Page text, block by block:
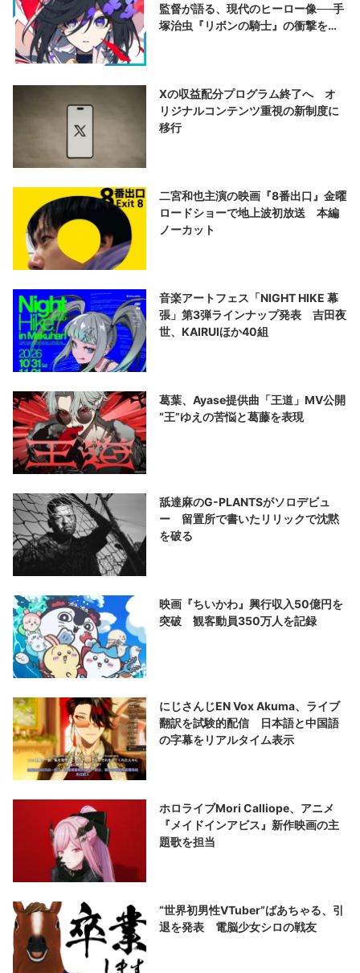
監督が語る、現代のヒーロー像──手
塚治虫『リボンの騎士』の衝撃を再
Xの収益配分プログラム終了へ オ
リジナルコンテンツ重視の新制度に
移行
二宮和也主演の映画『8番出口』金曜
ロードショーで地上波初放送 本編
ノーカット
音楽アートフェス「NIGHT HIKE 幕
張」第3弾ラインナップ発表 吉田夜
世、KAIRUIほか40組
葛葉、Ayase提供曲「王道」MV公開
“王”ゆえの苦悩と葛藤を表現
舐達麻のG-PLANTSがソロデビュ
ー 留置所で書いたリリックで沈黙
を破る
映画『ちいかわ』興行収入50億円を
突破 観客動員350万人を記録
にじさんじEN Vox Akuma、ライブ
翻訳を試験的配信 日本語と中国語
の字幕をリアルタイム表示
ホロライブMori Calliope、アニメ
『メイドインアビス』新作映画の主
題歌を担当
“世界初男性VTuber”ばあちゃる、引
退を発表 電脳少女シロの戦友